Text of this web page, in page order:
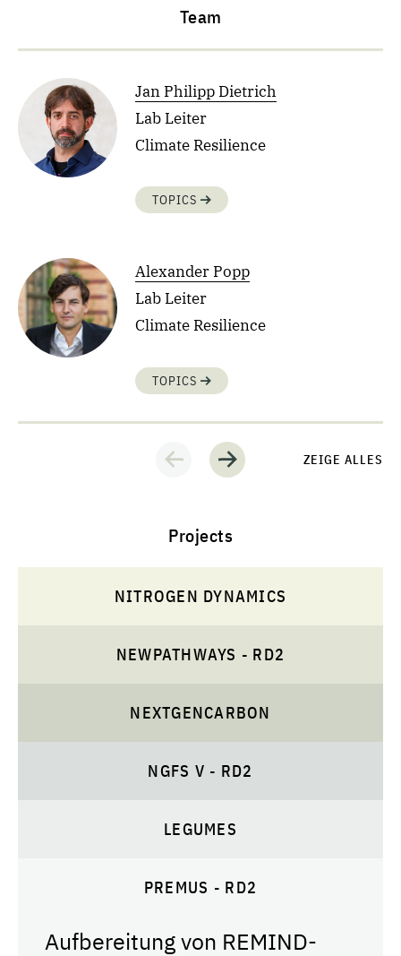
Team
Jan Philipp Dietrich
Lab Leiter
Climate Resilience
TOPICS
Alexander Popp
Lab Leiter
Climate Resilience
TOPICS
ZEIGE ALLES
Projects
NITROGEN DYNAMICS
NEWPATHWAYS - RD2
NEXTGENCARBON
NGFS V - RD2
LEGUMES
PREMUS - RD2
Aufbereitung von REMIND-